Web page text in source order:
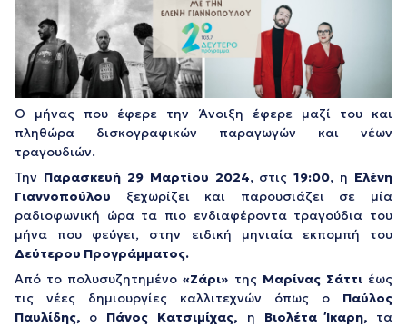
Ο μήνας που έφερε την Άνοιξη έφερε μαζί του και
πληθώρα δισκογραφικών παραγωγών και νέων
τραγουδιών.
Την Παρασκευή 29 Μαρτίου 2024,στις19:00, η Ελένη
Γιαννοπούλου ξεχωρίζει και παρουσιάζει σε μία
ραδιοφωνική ώρα τα πιο ενδιαφέροντα τραγούδια του
μήνα που φεύγει, στην ειδική μηνιαία εκπομπή του
Δεύτερου Προγράμματος.
Από το πολυσυζητημένο«Ζάρι» της Μαρίνας Σάττιέως
τις νέες δημιουργίες καλλιτεχνών όπως ο Παύλος
Παυλίδης, ο Πάνος Κατσιμίχας, η Βιολέτα Ίκαρη,τα